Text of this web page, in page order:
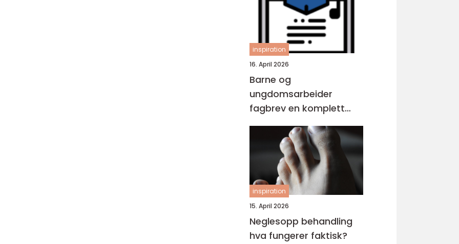
inspiration
16. April 2026
Barne og
ungdomsarbeider
fagbrev en komplett
guide for voksne
inspiration
15. April 2026
Neglesopp behandling
hva fungerer faktisk?